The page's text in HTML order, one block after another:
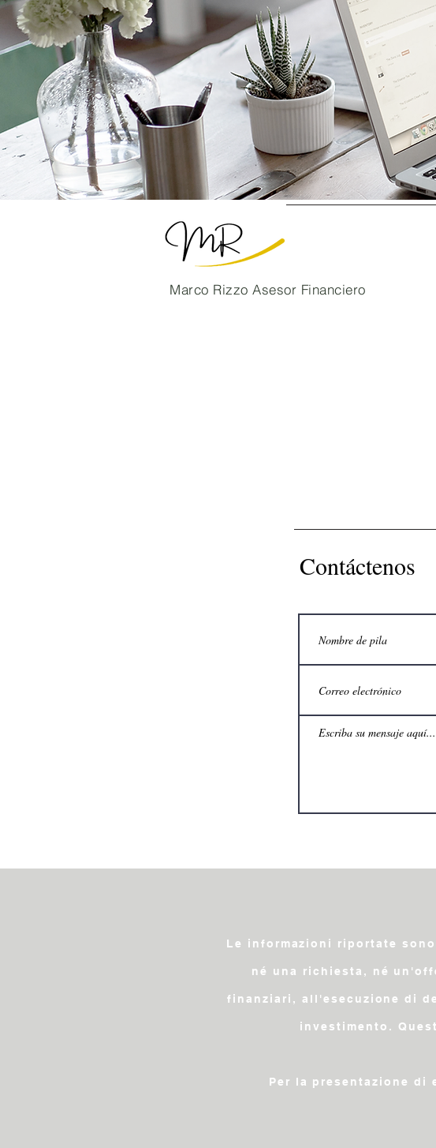
Marco Rizzo Asesor Financiero
Contáctenos
Le informazioni riportate
né una richiesta, né
finanziari, all'esecuzione di
investimento.
Per la presentazione